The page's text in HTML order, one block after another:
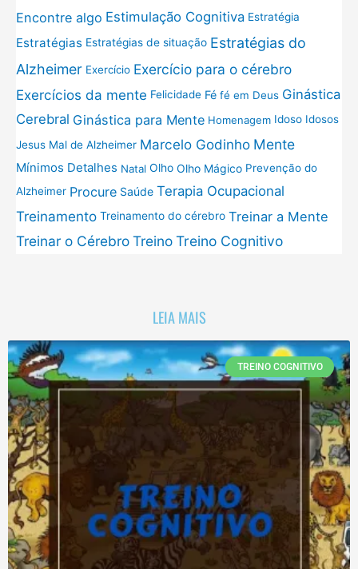
Encontre algo Estimulação Cognitiva Estratégia
Estratégias Estratégias de situação Estratégias do
Alzheimer Exercício Exercício para o cérebro
Exercícios da mente Felicidade Fé fé em Deus Ginástica
Cerebral Ginástica para Mente Homenagem Idoso Idosos
Jesus Mal de Alzheimer Marcelo Godinho Mente
Mínimos Detalhes Natal Olho Olho Mágico Prevenção do
Alzheimer Procure Saúde Terapia Ocupacional
Treinamento Treinamento do cérebro Treinar a Mente
Treinar o CérebroTreinoTreino Cognitivo
LEIA MAIS
TREINO COGNITIVO